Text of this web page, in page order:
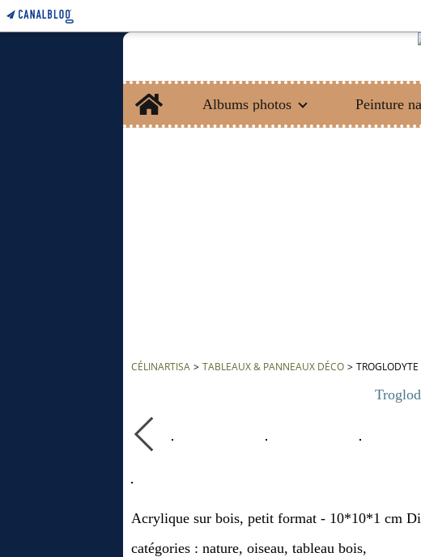
Home
Albums photos
Peinture
CÉLINARTISA > TABLEAUX & PANNEAUX DÉCO > TROGLODYTE
Acrylique sur bois, petit format - 10*10*1 cm
catégories : nature, oiseau, tableau bois,